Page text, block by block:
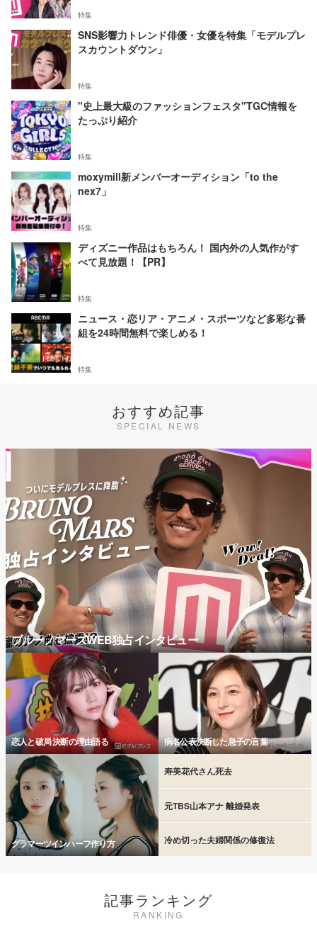
特集
SNS影響力トレンド俳優・女優を特集「モデルプレ
スカウントダウン」
特集
"史上最大級のファッションフェスタ"TGC情報を
たっぷり紹介
特集
moxymill新メンバーオーディション「to the
nex7」
特集
ディズニー作品はもちろん！ 国内外の人気作がす
べて見放題！【PR】
特集
ニュース・恋リア・アニメ・スポーツなど多彩な番
組を24時間無料で楽しめる！
特集
おすすめ記事
SPECIAL NEWS
ブルーノマーズWEB独占インタビュー
恋人と破局 決断の理由語る 病名公表決断した息子の言葉
グラマーツインハーフ作り方
寿美花代さん死去
元TBS山本アナ 離婚発表
冷め切った夫婦関係の修復法
記事ランキング
RANKING